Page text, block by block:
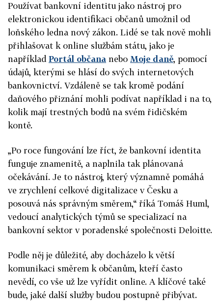
Používat bankovní identitu jako nástroj pro
elektronickou identifikaci občanů umožnil od
loňského ledna nový zákon. Lidé se tak nově mohli
přihlašovat k online službám státu, jako je
například Portál občana nebo Moje daně, pomocí
údajů, kterými se hlásí do svých internetových
bankovnictví. Vzdáleně se tak kromě podání
daňového přiznání mohli podívat například i na to,
kolik mají trestných bodů na svém řidičském
kontě.
„Po roce fungování lze říct, že bankovní identita
funguje znamenitě, a naplnila tak plánovaná
očekávání. Je to nástroj, který významně pomáhá
ve zrychlení celkové digitalizace v Česku a
posouvá nás správným směrem,“ říká Tomáš Huml,
vedoucí analytických týmů se specializací na
bankovní sektor v poradenské společnosti Deloitte.
Podle něj je důležité, aby docházelo k větší
komunikaci směrem k občanům, kteří často
nevědí, co vše už lze vyřídit online. A klíčové také
bude, jaké další služby budou postupně přibývat.